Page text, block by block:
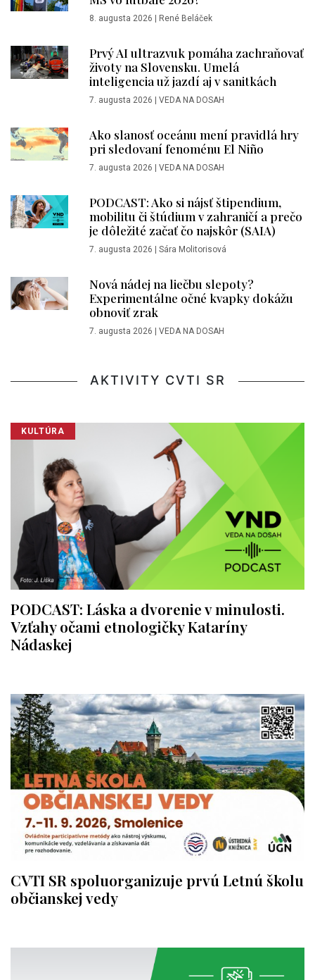
8. augusta 2026 René Beláček
Prvý AI ultrazvuk pomáha zachraňovať
životy na Slovensku. Umelá
inteligencia už jazdí aj v sanitkách
7. augusta 2026 VEDA NA DOSAH
Ako slanosť oceánu mení pravidlá hry
pri sledovaní fenoménu El Niño
7. augusta 2026 VEDA NA DOSAH
PODCAST: Ako si nájsť štipendium,
mobilitu či štúdium v zahraničí a prečo
je dôležité začať čo najskôr (SAIA)
7. augusta 2026 Sára Molitorisová
Nová nádej na liečbu slepoty?
Experimentálne očné kvapky dokážu
obnoviť zrak
7. augusta 2026 VEDA NA DOSAH
AKTIVITY CVTI SR
KULTÚRA
PODCAST: Láska a dvorenie v minulosti.
Vzťahy očami etnologičky Kataríny
Nádaskej
CVTI SR spoluorganizuje prvú Letnú školu
občianskej vedy